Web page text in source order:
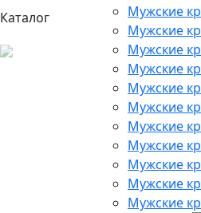
Каталог
Мужские
Мужские
Мужские
Мужские
Мужские
Мужские
Мужские
Мужские
Мужские
Мужские
Мужские